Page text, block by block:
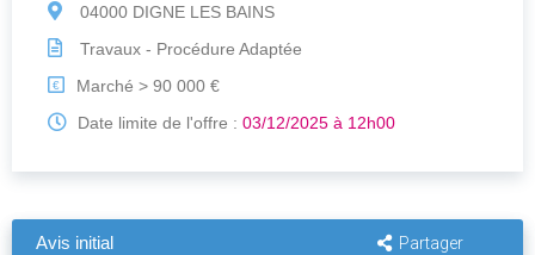
04000 DIGNE LES BAINS
Travaux - Procédure Adaptée
€
Marché > 90 000 €
Date limite de l'offre : 03/12/2025 à 12h00
Avis initial Partager